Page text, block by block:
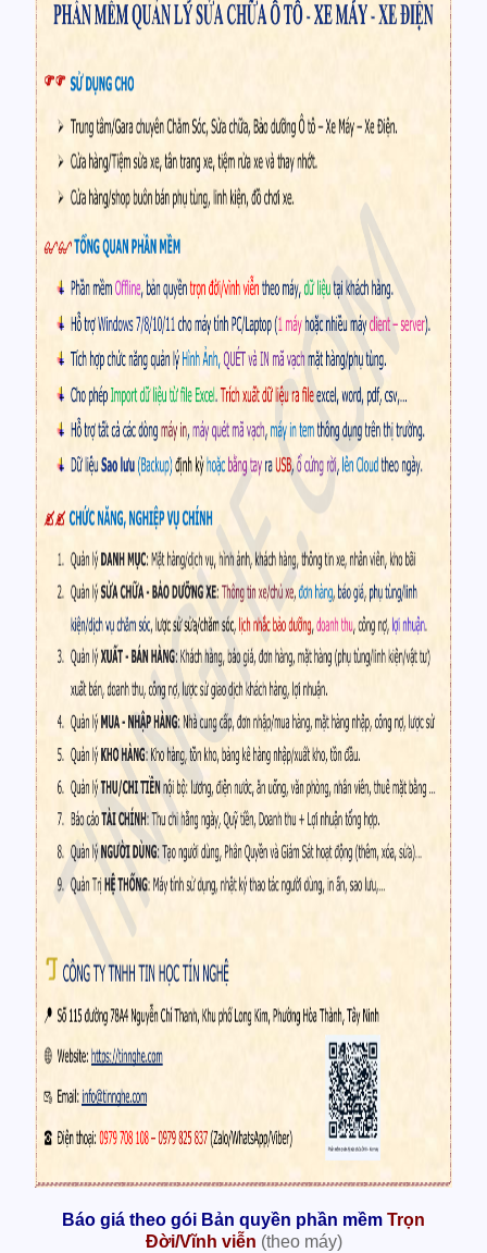
Báo giá theo gói Bản quyền phần mềm Trọn
Đời/Vĩnh viễn (theo máy)